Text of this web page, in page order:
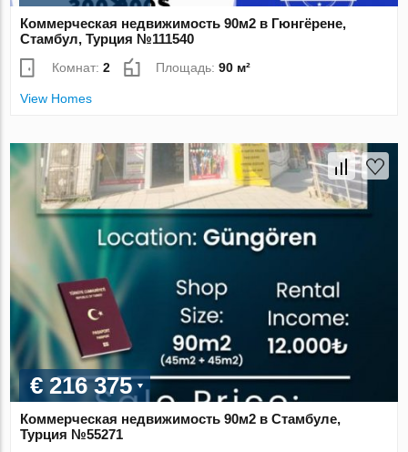
Коммерческая недвижимость 90м2 в Гюнгёрене,
Стамбул, Турция №111540
Комнат:2 Площадь:90 м²
View Homes
€ 216 375
Коммерческая недвижимость 90м2 в Стамбуле,
Турция №55271